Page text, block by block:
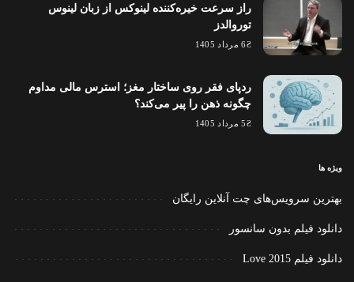
راز سرعت خیره‌کننده لینوکس از زبان لینوس
توروالدز
6 مرداد 1405
ردپای فقر روی ساختار مغز؛ استرس مالی مداوم
چگونه ذهن را پیر می‌کند؟
5 مرداد 1405
ویژه ها
بهترین سرویس‌های چت آنلاین رایگان
دانلود فیلم بدون سانسور
دانلود فیلم Love 2015